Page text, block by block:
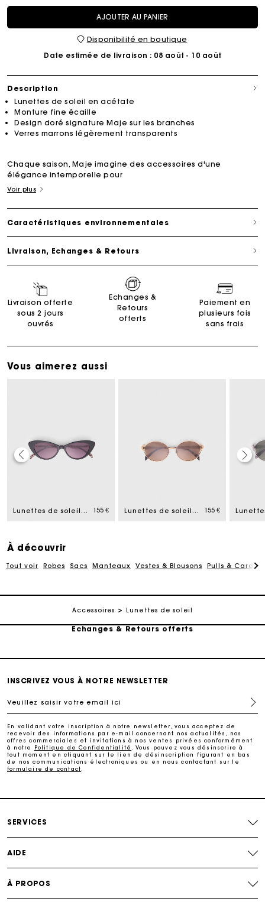
AJOUTER AU PANIER
Disponibilité en boutique
Date estimée de livraison : 08 août - 10 août
Description
Lunettes de soleil en acétate
Monture fine écaille
Design doré signature Maje sur les branches
Verres marrons légèrement transparents
Chaque saison, Maje imagine des accessoires d'une
élégance intemporelle pour
Voir plus
Caractéristiques environnementales
Livraison, Echanges & Retours
Livraison offerte
sous 2 jours
ouvrés
Echanges &
Retours
offerts
Paiement en
plusieurs fois
sans frais
Vous aimerez aussi
Lunettes de soleil cat eye 155 € Lunettes de soleil rondes 155 €
À découvrir
Tout voir Robes Sacs Manteaux Vestes & Blousons Pulls &
Accessoires Lunettes de soleil
Echanges & Retours offerts
Carte Cadeau Maje : la meilleure façon d'offrir le
Paiement en plusieurs fois sans frais
Carte Cadeau Maje : la meilleure façon d'offrir le
INSCRIVEZ VOUS À NOTRE NEWSLETTER
Veuillez saisir votre email ici
En validant votre inscription à notre newsletter, vous acceptez de
recevoir des informations par e-mail concernant nos actualités, nos
offres commerciales et invitations à nos ventes privées conformément
à notre
Politique de Confidentialité
. Vous pouvez vous désinscrire à
tout moment en cliquant sur le lien de désinscription figurant en bas
de nos communications électroniques ou en nous contactant sur le
formulaire de contact
SERVICES
AIDE
À PROPOS